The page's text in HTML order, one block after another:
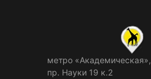
метро «Академическая»,
пр. Науки 19 к.2